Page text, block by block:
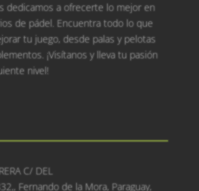
dedicamos a ofrecerte lo mejor en
de pádel. Encuentra todo lo que
tu juego, desde palas y pelotas
¡Visítanos y lleva tu pasión
nivel!
C/ DEL
Fernando de la Mora, Paraguay,